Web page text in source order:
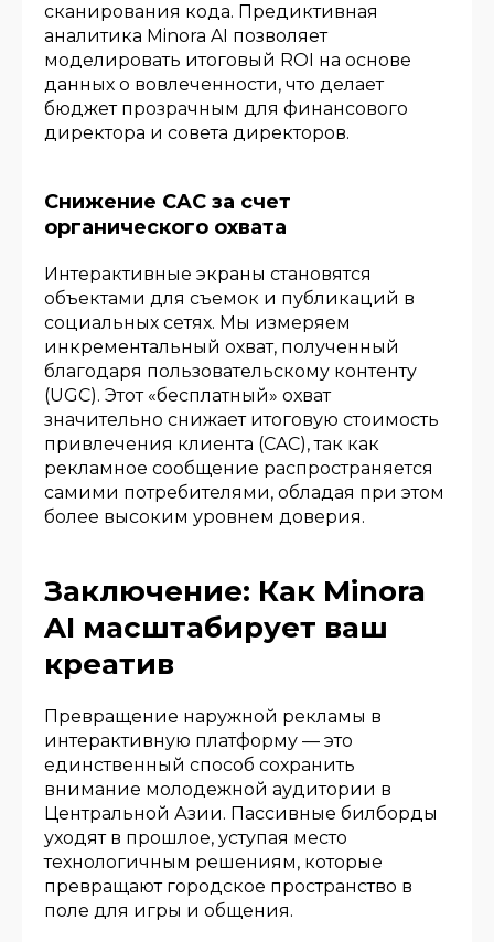
сканирования кода. Предиктивная
аналитика Minora AI позволяет
моделировать итоговый ROI на основе
данных о вовлеченности, что делает
бюджет прозрачным для финансового
директора и совета директоров.
Снижение CAC за счет
органического охвата
Интерактивные экраны становятся
объектами для съемок и публикаций в
социальных сетях. Мы измеряем
инкрементальный охват, полученный
благодаря пользовательскому контенту
(UGC). Этот «бесплатный» охват
значительно снижает итоговую стоимость
привлечения клиента (CAC), так как
рекламное сообщение распространяется
самими потребителями, обладая при этом
более высоким уровнем доверия.
Заключение: Как Minora
AI масштабирует ваш
креатив
Превращение наружной рекламы в
интерактивную платформу — это
единственный способ сохранить
внимание молодежной аудитории в
Центральной Азии. Пассивные билборды
уходят в прошлое, уступая место
технологичным решениям, которые
превращают городское пространство в
поле для игры и общения.